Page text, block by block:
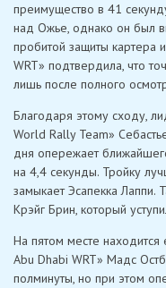
преимущество в 41
над Ожье, однако он был
пробитой защиты картера
WRT» подтвердила, что
лишь после полного
Благодаря этому сходу,
World Rally Team»
дня опережает
на 4,4 секунды. Тройку
замыкает Эсапекка Лаппи.
Крэйг Брин, который
На пятом месте
Abu Dhabi WRT» Мадс
полминуты, но при этом